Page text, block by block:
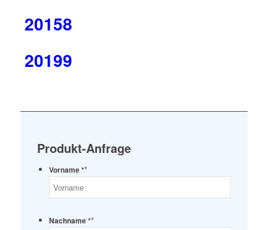
20158
20199
Produkt-Anfrage
Vorname **
Nachname **